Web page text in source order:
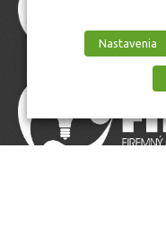
Nastavenia